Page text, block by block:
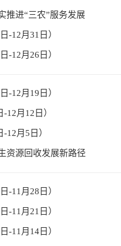
推进“三农”服务发展
-12月31日）
-12月26日）
-12月19日）
12月12日）
12月5日）
资源回收发展新路径
-11月28日）
-11月21日）
-11月14日）